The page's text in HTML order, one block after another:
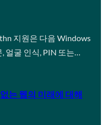
지원은 다음 Windows
얼굴 인식, PIN 또는…
는 웹의 미래에 대해